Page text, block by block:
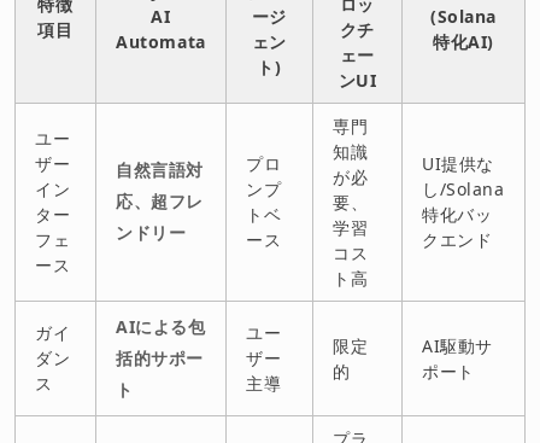
項目
AI
Automata
ージ
ェン
ト)
クチ
ェー
ンUI
(Solana
特化AI)
ユー
ザー
イン
ター
フェ
ース
自然言語対
応、超フレ
ンドリー
プロ
ンプ
トベ
ース
専門
知識
が必
要、
学習
コス
ト高
UI提供な
し/Solana
特化バッ
クエンド
ガイ
ダン
ス
AIによる包
括的サポー
ト
ユー
ザー
主導
限定
的
AI駆動サ
ポート